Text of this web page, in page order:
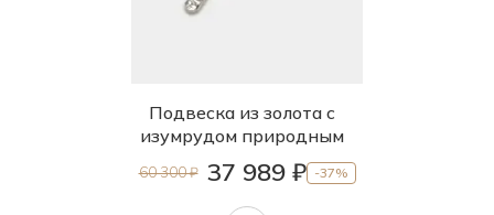
Подвеска из золота с
изумрудом природным
60 300 ₽ 37 989 ₽ -37%